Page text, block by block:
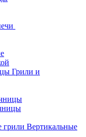
Грили и
Вертикальные